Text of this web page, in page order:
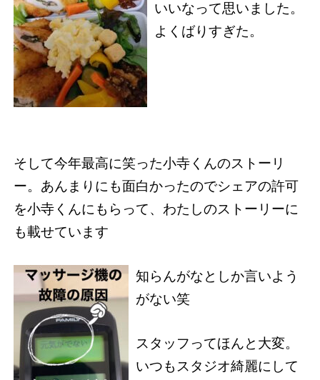
いいなって思いました。
よくばりすぎた。
そして今年最高に笑った小寺くんのストーリ
ー。あんまりにも面白かったのでシェアの許可
を小寺くんにもらって、わたしのストーリーに
も載せています
知らんがなとしか言いよう
がない笑
スタッフってほんと大変。
いつもスタジオ綺麗にして